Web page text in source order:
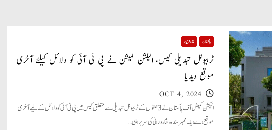
پاکستان تازہ ترین
ٹربیونل تبدیلی کیس، الیکشن کمیشن نے پی ٹی آئی کو دلائل کیلئے آخری
موقع دیدیا
OCT 4, 2024
الیکشن کمیشن آف پاکستان نے 3 حلقوں کے ٹربیونل تبدیلی سے متعلق کیس میں پی ٹی آئی کو دلائل کے لیے آخری
موقع دے دیا۔ ممبر سندھ نثاردرانی کی سربراہی…